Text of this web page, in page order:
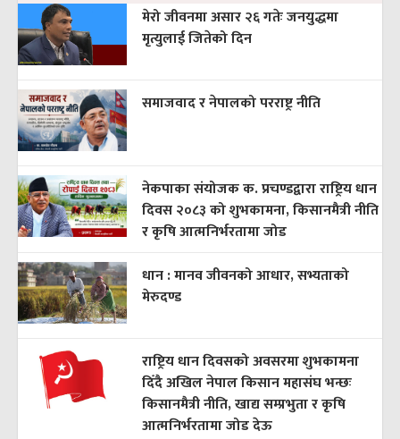
मेरो जीवनमा असार २६ गतेः जनयुद्धमा
मृत्युलाई जितेको दिन
समाजवाद र नेपालको परराष्ट्र नीति
नेकपाका संयोजक क. प्रचण्डद्वारा राष्ट्रिय धान
दिवस २०८३ को शुभकामना, किसानमैत्री नीति
र कृषि आत्मनिर्भरतामा जोड
धान : मानव जीवनको आधार, सभ्यताको
मेरुदण्ड
राष्ट्रिय धान दिवसको अवसरमा शुभकामना
दिँदै अखिल नेपाल किसान महासंघ भन्छः
किसानमैत्री नीति, खाद्य सम्प्रभुता र कृषि
आत्मनिर्भरतामा जोड देऊ